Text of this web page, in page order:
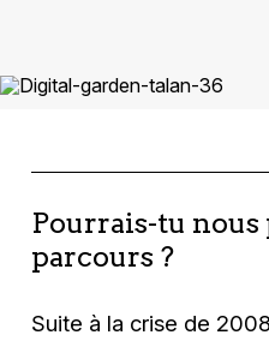
Pourrais-tu
parcours ?
Suite à la crise de